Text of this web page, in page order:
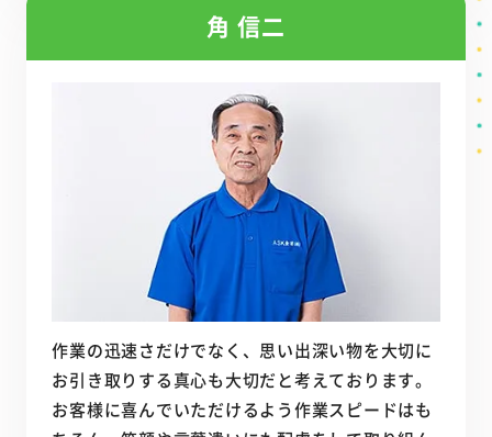
角 信二
作業の迅速さだけでなく、思い出深い物を大切に
お引き取りする真心も大切だと考えております。
お客様に喜んでいただけるよう作業スピードはも